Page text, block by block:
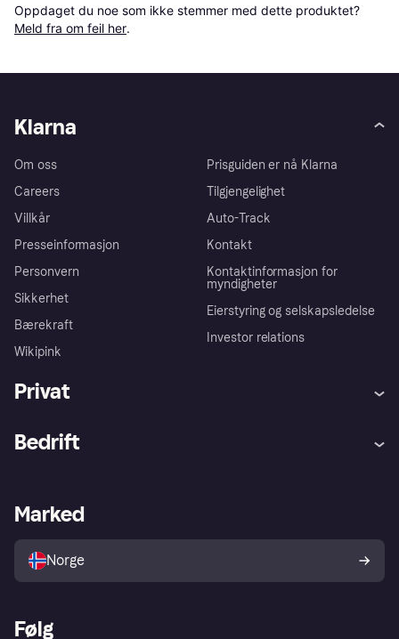
Oppdaget du noe som ikke stemmer med dette produktet?
Meld fra om feil her.
Klarna
Om oss
Careers
Villkår
Presseinformasjon
Personvern
Sikkerhet
Bærekraft
Wikipink
Prisguiden er nå Klarna
Tilgjengelighet
Auto-Track
Kontakt
Kontaktinformasjon for
myndigheter
Eierstyring og selskapsledelse
Investor relations
Privat
Utforsk butikker
Bedrift
Merchant portal
Marked
Norge
Følg